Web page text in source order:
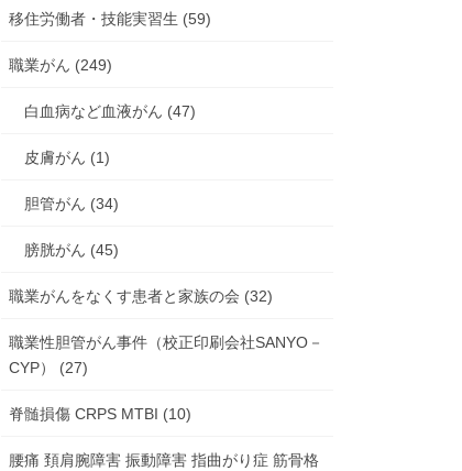
移住労働者・技能実習生 (59)
職業がん (249)
白血病など血液がん (47)
皮膚がん (1)
胆管がん (34)
膀胱がん (45)
職業がんをなくす患者と家族の会 (32)
職業性胆管がん事件（校正印刷会社SANYO－
CYP） (27)
脊髄損傷 CRPS MTBI (10)
腰痛 頚肩腕障害 振動障害 指曲がり症 筋骨格